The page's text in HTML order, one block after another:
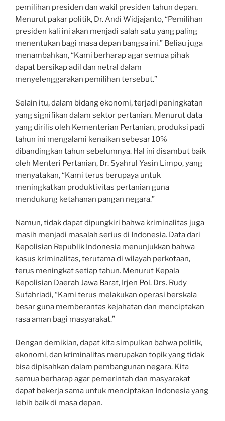
pemilihan presiden dan wakil presiden tahun depan.
Menurut pakar politik, Dr. Andi Widjajanto, “Pemilihan
presiden kali ini akan menjadi salah satu yang paling
menentukan bagi masa depan bangsa ini.” Beliau juga
menambahkan, “Kami berharap agar semua pihak
dapat bersikap adil dan netral dalam
menyelenggarakan pemilihan tersebut.”
Selain itu, dalam bidang ekonomi, terjadi peningkatan
yang signifikan dalam sektor pertanian. Menurut data
yang dirilis oleh Kementerian Pertanian, produksi padi
tahun ini mengalami kenaikan sebesar 10%
dibandingkan tahun sebelumnya. Hal ini disambut baik
oleh Menteri Pertanian, Dr. Syahrul Yasin Limpo, yang
menyatakan, “Kami terus berupaya untuk
meningkatkan produktivitas pertanian guna
mendukung ketahanan pangan negara.”
Namun, tidak dapat dipungkiri bahwa kriminalitas juga
masih menjadi masalah serius di Indonesia. Data dari
Kepolisian Republik Indonesia menunjukkan bahwa
kasus kriminalitas, terutama di wilayah perkotaan,
terus meningkat setiap tahun. Menurut Kepala
Kepolisian Daerah Jawa Barat, Irjen Pol. Drs. Rudy
Sufahriadi, “Kami terus melakukan operasi berskala
besar guna memberantas kejahatan dan menciptakan
rasa aman bagi masyarakat.”
Dengan demikian, dapat kita simpulkan bahwa politik,
ekonomi, dan kriminalitas merupakan topik yang tidak
bisa dipisahkan dalam pembangunan negara. Kita
semua berharap agar pemerintah dan masyarakat
dapat bekerja sama untuk menciptakan Indonesia yang
lebih baik di masa depan.